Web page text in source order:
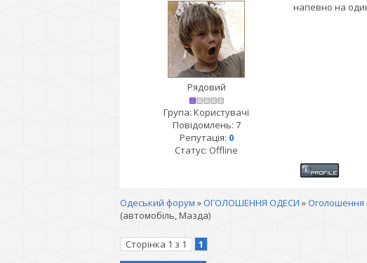
Рядовий
Група: Користувачі
Повідомлень: 7
Репутація: 0
Статус: Offline
напевно на
Одеський форум »ОГОЛОШЕННЯ ОДЕСИ »Оголошення
(автомобіль, Мазда)
Сторінка 1 з 1 1